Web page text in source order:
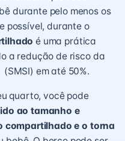
durante pelo menos os
possível, durante o
é uma prática
a redução de risco da
em até 50%.
quarto, você pode
ao tamanho e
compartilhado e o torna